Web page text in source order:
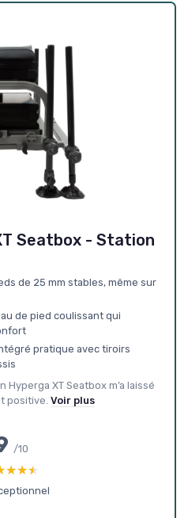
Seatbox - Station
de 25 mm stables, même sur
de pied coulissant qui
pratique avec tiroirs
XT Seatbox m’a laissé
positive. Voir plus
/10